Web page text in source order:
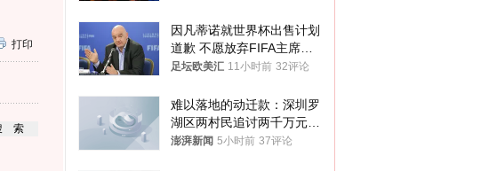
打印
因凡蒂诺就世界杯出售计划
道歉 不愿放弃FIFA主席职
位
足坛欧美汇 11小时前 32评论
难以落地的动迁款：深圳罗
湖区两村民追讨两千万元动
迁款八年未果
澎湃新闻 5小时前 37评论